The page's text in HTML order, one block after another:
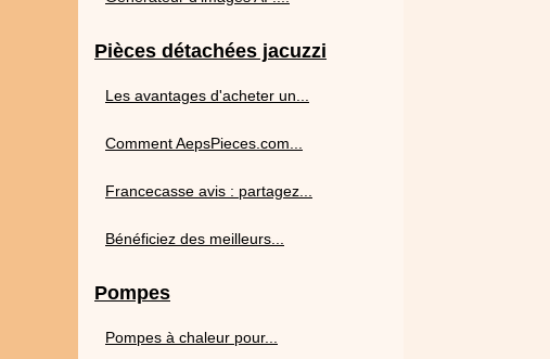
Pièces détachées jacuzzi
Les avantages d'acheter un...
Comment AepsPieces.com...
Francecasse avis : partagez...
Bénéficiez des meilleurs...
Pompes
Pompes à chaleur pour...